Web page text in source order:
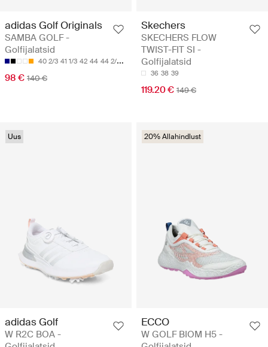
adidas Golf Originals
SAMBA GOLF -
Golfijalatsid
40 2/3 41 1/3 42 44 44 2/3
98 € 140 €
Skechers
SKECHERS FLOW
TWIST-FIT SI -
Golfijalatsid
36 38 39
119.20 € 149 €
Uus
adidas Golf
W R2C BOA -
20% Allahindlust
ECCO
W GOLF BIOM H5 -